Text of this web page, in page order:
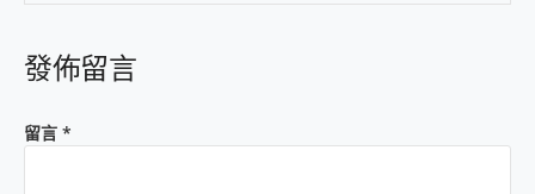
發佈留言
留言 *